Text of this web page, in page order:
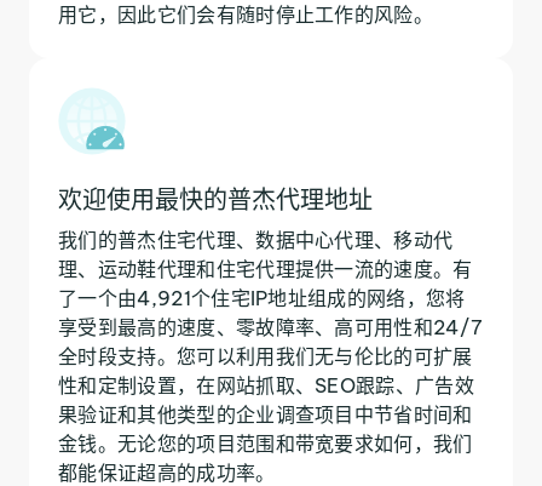
用它，因此它们会有随时停止工作的风险。
欢迎使用最快的普杰代理地址
我们的普杰住宅代理、数据中心代理、移动代
理、运动鞋代理和住宅代理提供一流的速度。有
了一个由4,921个住宅IP地址组成的网络，您将
享受到最高的速度、零故障率、高可用性和24/7
全时段支持。您可以利用我们无与伦比的可扩展
性和定制设置，在网站抓取、SEO跟踪、广告效
果验证和其他类型的企业调查项目中节省时间和
金钱。无论您的项目范围和带宽要求如何，我们
都能保证超高的成功率。